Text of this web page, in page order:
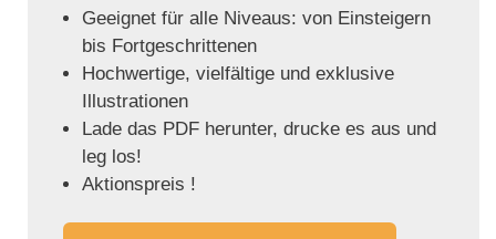
Geeignet für alle Niveaus: von Einsteigern
bis Fortgeschrittenen
Hochwertige, vielfältige und exklusive
Illustrationen
Lade das PDF herunter, drucke es aus und
leg los!
Aktionspreis !